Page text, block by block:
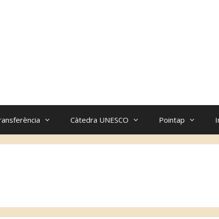
Càtedra UNESCO Pointap